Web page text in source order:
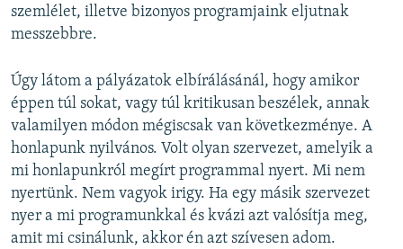
szemlélet, illetve bizonyos programjaink eljutnak
messzebbre.
Úgy látom a pályázatok elbírálásánál, hogy amikor
éppen túl sokat, vagy túl kritikusan beszélek, annak
valamilyen módon mégiscsak van következménye. A
honlapunk nyilvános. Volt olyan szervezet, amelyik a
mi honlapunkról megírt programmal nyert. Mi nem
nyertünk. Nem vagyok irigy. Ha egy másik szervezet
nyer a mi programunkkal és kvázi azt valósítja meg,
amit mi csinálunk, akkor én azt szívesen adom.